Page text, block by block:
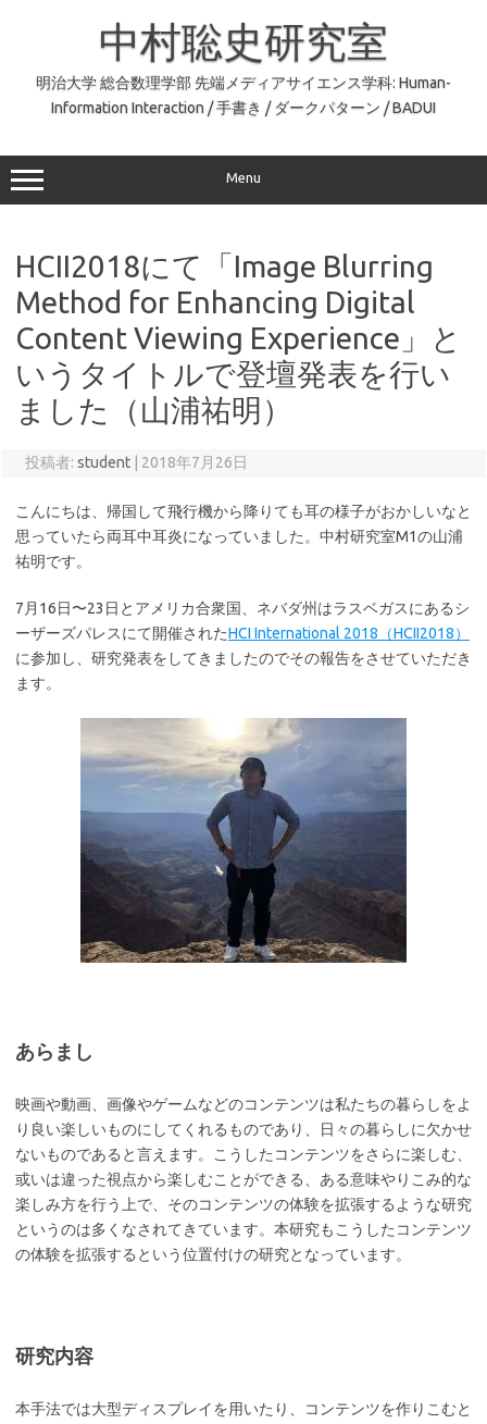
中村聡史研究室
明治大学 総合数理学部 先端メディアサイエンス学科: Human-
Information Interaction / 手書き / ダークパターン / BADUI
Menu
HCII2018にて「Image Blurring
Method for Enhancing Digital
Content Viewing Experience」と
いうタイトルで登壇発表を行い
ました（山浦祐明）
投稿者: student 2018年7月26日
こんにちは、帰国して飛行機から降りても耳の様子がおかしいなと
思っていたら両耳中耳炎になっていました。中村研究室M1の山浦
祐明です。
7月16日〜23日とアメリカ合衆国、ネバダ州はラスベガスにあるシ
ーザーズパレスにて開催されたHCI International 2018（HCII2018）
に参加し、研究発表をしてきましたのでその報告をさせていただき
ます。
あらまし
映画や動画、画像やゲームなどのコンテンツは私たちの暮らしをよ
り良い楽しいものにしてくれるものであり、日々の暮らしに欠かせ
ないものであると言えます。こうしたコンテンツをさらに楽しむ、
或いは違った視点から楽しむことができる、ある意味やりこみ的な
楽しみ方を行う上で、そのコンテンツの体験を拡張するような研究
というのは多くなされてきています。本研究もこうしたコンテンツ
の体験を拡張するという位置付けの研究となっています。
研究内容
本手法では大型ディスプレイを用いたり、コンテンツを作りこむと